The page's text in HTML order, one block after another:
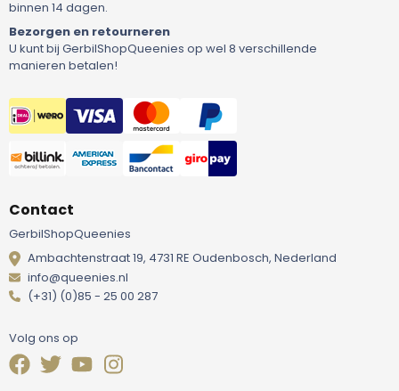
binnen 14 dagen.
Bezorgen en retourneren
U kunt bij GerbilShopQueenies op wel 8 verschillende
manieren betalen!
Contact
GerbilShopQueenies
Ambachtenstraat 19, 4731 RE Oudenbosch, Nederland
info@queenies.nl
(+31) (0)85 - 25 00 287
Volg ons op